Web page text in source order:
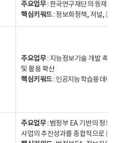
주요업무: 한국연구재단의 등재
핵심키워드: 정보화정책, 저널,
주요업무: 지능정보기술 개발 촉
및 활용 확산
핵심키워드: 인공지능 학습용 데
주요업무: 범정부 EA 기반의 정
사업의 추진성과를 종합적으로